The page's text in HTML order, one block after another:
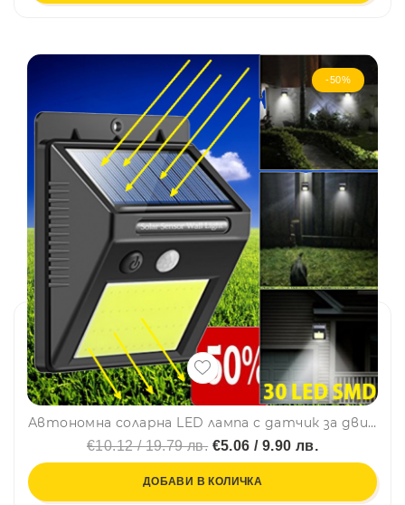
-50%
Автономна соларна LED лампа с датчик за движение и вградена батерия, 30 LED SMD
€10.12 / 19.79 лв. €5.06 / 9.90 лв.
ДОБАВИ В КОЛИЧКА